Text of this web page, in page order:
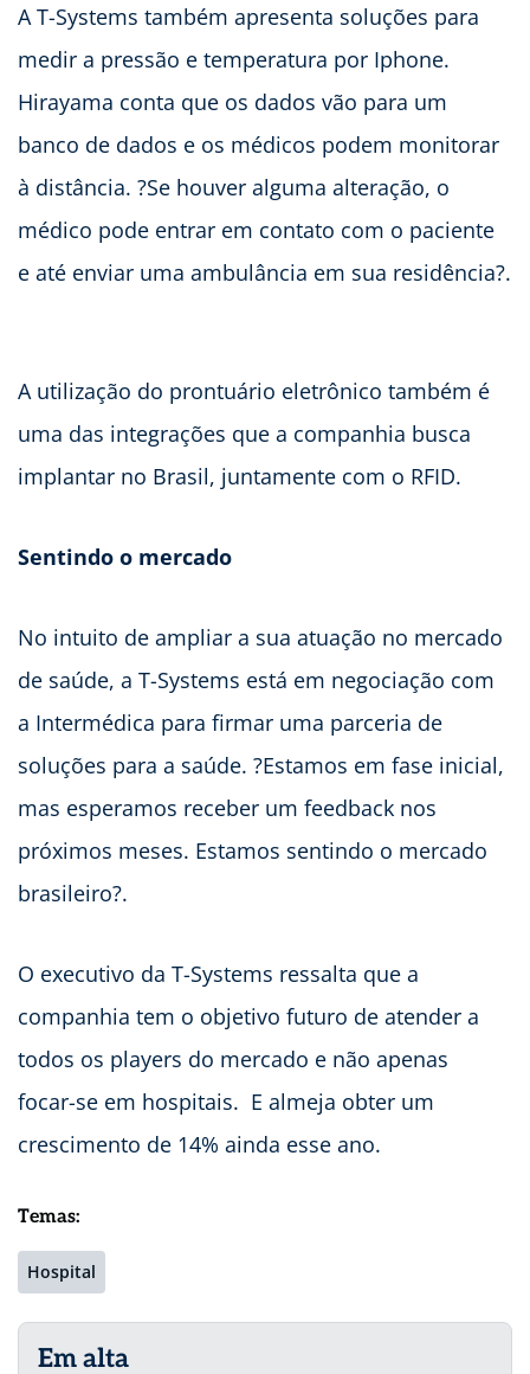
A T-Systems também apresenta soluções para
medir a pressão e temperatura por Iphone.
Hirayama conta que os dados vão para um
banco de dados e os médicos podem monitorar
à distância. ?Se houver alguma alteração, o
médico pode entrar em contato com o paciente
e até enviar uma ambulância em sua residência?.
A utilização do prontuário eletrônico também é
uma das integrações que a companhia busca
implantar no Brasil, juntamente com o RFID.
Sentindo o mercado
No intuito de ampliar a sua atuação no mercado
de saúde, a T-Systems está em negociação com
a Intermédica para firmar uma parceria de
soluções para a saúde. ?Estamos em fase inicial,
mas esperamos receber um feedback nos
próximos meses. Estamos sentindo o mercado
brasileiro?.
O executivo da T-Systems ressalta que a
companhia tem o objetivo futuro de atender a
todos os players do mercado e não apenas
focar-se em hospitais. E almeja obter um
crescimento de 14% ainda esse ano.
Temas:
Hospital
Em alta